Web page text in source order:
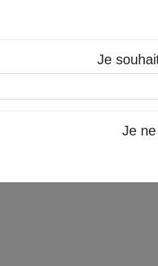
Je
Je